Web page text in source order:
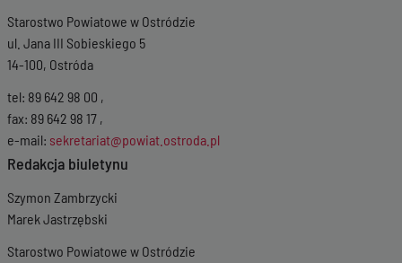
Wersja z dnia25-11-2019 13:05:52
Starostwo Powiatowe w Ostródzie
ul. Jana III Sobieskiego 5
14-100, Ostróda
tel: 89 642 98 00 ,
fax: 89 642 98 17 ,
e-mail: sekretariat@powiat.ostroda.pl
Redakcja biuletynu
Szymon Zambrzycki
Marek Jastrzębski
Starostwo Powiatowe w Ostródzie